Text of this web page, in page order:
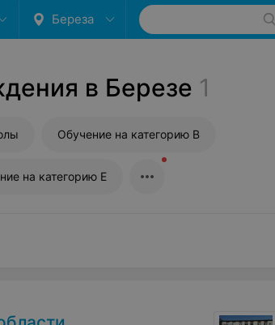
Береза
в Березе 1
Обучение на категорию B
на категорию E